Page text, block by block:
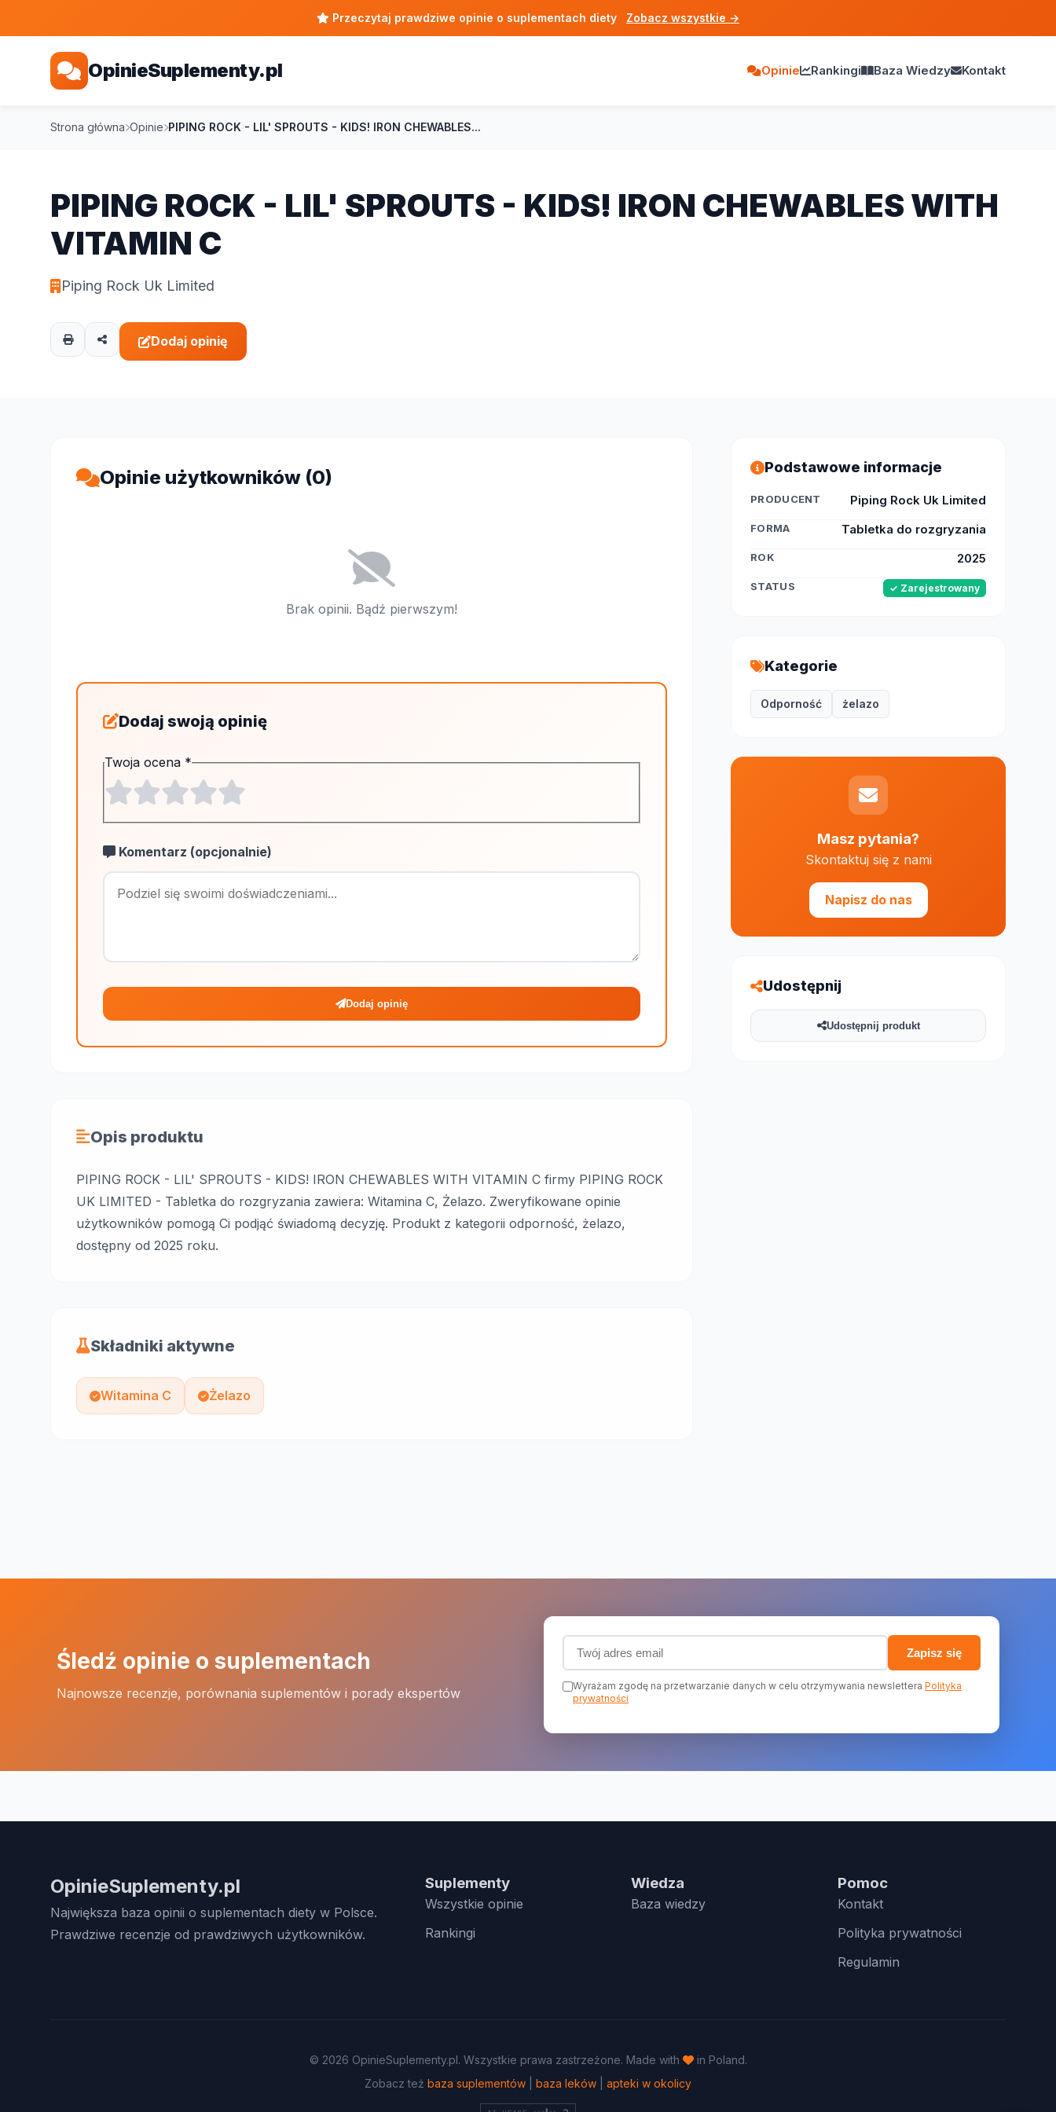
Przeczytaj prawdziwe opinie o suplementach diety Zobacz wszystkie →
OpinieSuplementy.pl Opinie Rankingi Baza Wiedzy Kontakt
Strona główna Opinie PIPING ROCK - LIL' SPROUTS - KIDS! IRON CHEWABLES...
PIPING ROCK - LIL' SPROUTS - KIDS! IRON CHEWABLES WITH
VITAMIN C
Piping Rock Uk Limited
Dodaj opinię
Opinie użytkowników (0)
Brak opinii. Bądź pierwszym!
Dodaj swoją opinię
Twoja ocena *
Komentarz (opcjonalnie)
Maksymalnie 1000 znaków
Dodaj opinię
Opis produktu
PIPING ROCK - LIL' SPROUTS - KIDS! IRON CHEWABLES WITH VITAMIN C firmy PIPING ROCK
UK LIMITED - Tabletka do rozgryzania zawiera: Witamina C, Żelazo. Zweryfikowane opinie
użytkowników pomogą Ci podjąć świadomą decyzję. Produkt z kategorii odporność, żelazo,
dostępny od 2025 roku.
Składniki aktywne
Witamina C Żelazo
Podstawowe informacje
PRODUCENT Piping Rock Uk Limited
FORMA Tabletka do rozgryzania
ROK 2025
STATUS ✓ Zarejestrowany
Kategorie
Odporność żelazo
Masz pytania?
Skontaktuj się z nami
Napisz do nas
Udostępnij
Udostępnij produkt
Śledź opinie o suplementach
Najnowsze recenzje, porównania suplementów i porady ekspertów
Adres email (wymagany)
Zapisz się
Wyrażam zgodę na przetwarzanie danych w celu otrzymywania newslettera Polityka
prywatności
OpinieSuplementy.pl
Największa baza opinii o suplementach diety w Polsce.
Prawdziwe recenzje od prawdziwych użytkowników.
Suplementy
Wszystkie opinie
Rankingi
Wiedza
Baza wiedzy
Pomoc
Kontakt
Polityka prywatności
Regulamin
© 2026 OpinieSuplementy.pl. Wszystkie prawa zastrzeżone. Made with
in Poland.
Zobacz też baza suplementów baza leków apteki w okolicy